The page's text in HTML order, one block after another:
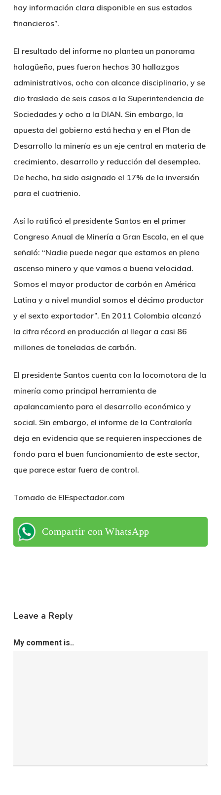
hay información clara disponible en sus estados
financieros”.
El resultado del informe no plantea un panorama
halagüeño, pues fueron hechos 30 hallazgos
administrativos, ocho con alcance disciplinario, y se
dio traslado de seis casos a la Superintendencia de
Sociedades y ocho a la DIAN. Sin embargo, la
apuesta del gobierno está hecha y en el Plan de
Desarrollo la minería es un eje central en materia de
crecimiento, desarrollo y reducción del desempleo.
De hecho, ha sido asignado el 17% de la inversión
para el cuatrienio.
Así lo ratificó el presidente Santos en el primer
Congreso Anual de Minería a Gran Escala, en el que
señaló: “Nadie puede negar que estamos en pleno
ascenso minero y que vamos a buena velocidad.
Somos el mayor productor de carbón en América
Latina y a nivel mundial somos el décimo productor
y el sexto exportador”. En 2011 Colombia alcanzó
la cifra récord en producción al llegar a casi 86
millones de toneladas de carbón.
El presidente Santos cuenta con la locomotora de la
minería como principal herramienta de
apalancamiento para el desarrollo económico y
social. Sin embargo, el informe de la Contraloría
deja en evidencia que se requieren inspecciones de
fondo para el buen funcionamiento de este sector,
que parece estar fuera de control.
Tomado de ElEspectador.com
Compartir con WhatsApp
Leave a Reply
My comment is..